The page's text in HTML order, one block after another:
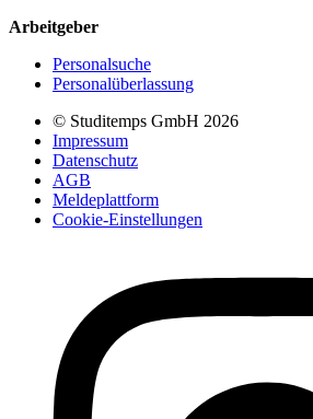
Arbeitgeber
Personalsuche
Personalüberlassung
© Studitemps GmbH 2026
Impressum
Datenschutz
AGB
Meldeplattform
Cookie-Einstellungen